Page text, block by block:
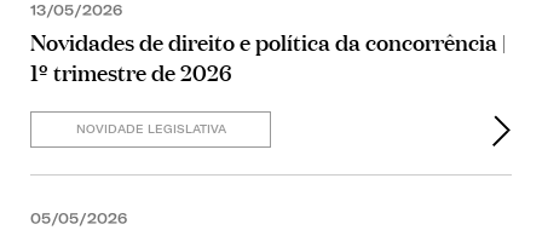
13/05/2026
Novidades de direito e política da concorrência |
1º trimestre de 2026
NOVIDADE LEGISLATIVA
05/05/2026